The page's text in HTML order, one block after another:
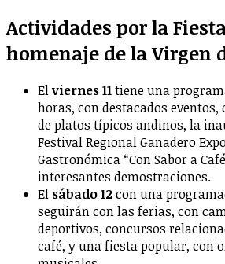
Actividades por la
homenaje de la Virgen
Elviernes 11tiene una
horas, con destacados
de platos típicos andinos, la
Festival Regional Ganadero
Gastronómica “Con Sabor a
interesantes demostraciones.
El sábado 12con una
seguirán con las ferias, con
deportivos, concursos
café, y una fiesta popular, con